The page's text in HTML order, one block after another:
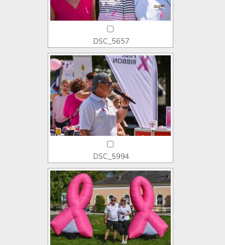
DSC_5657
DSC_5994